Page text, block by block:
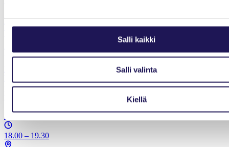
Salli kaikki
Salli valinta
Kiellä
palautuminen tasapainon tukena
Toimintaterapeuttiliitto
Personal trainer ja toimintaterapeutti Jemima Pasurin
palautumiseen. Hyvinvointiwebinaarit ovat TOIn jäsenille tarkoitettu
18.00 – 19.30